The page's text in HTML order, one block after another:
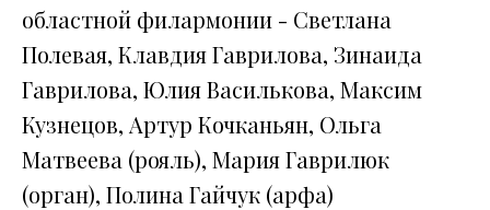
областной филармонии - Светлана
Полевая, Клавдия Гаврилова, Зинаида
Гаврилова, Юлия Василькова, Максим
Кузнецов, Артур Кочканьян, Ольга
Матвеева (рояль), Мария Гаврилюк
(орган), Полина Гайчук (арфа)